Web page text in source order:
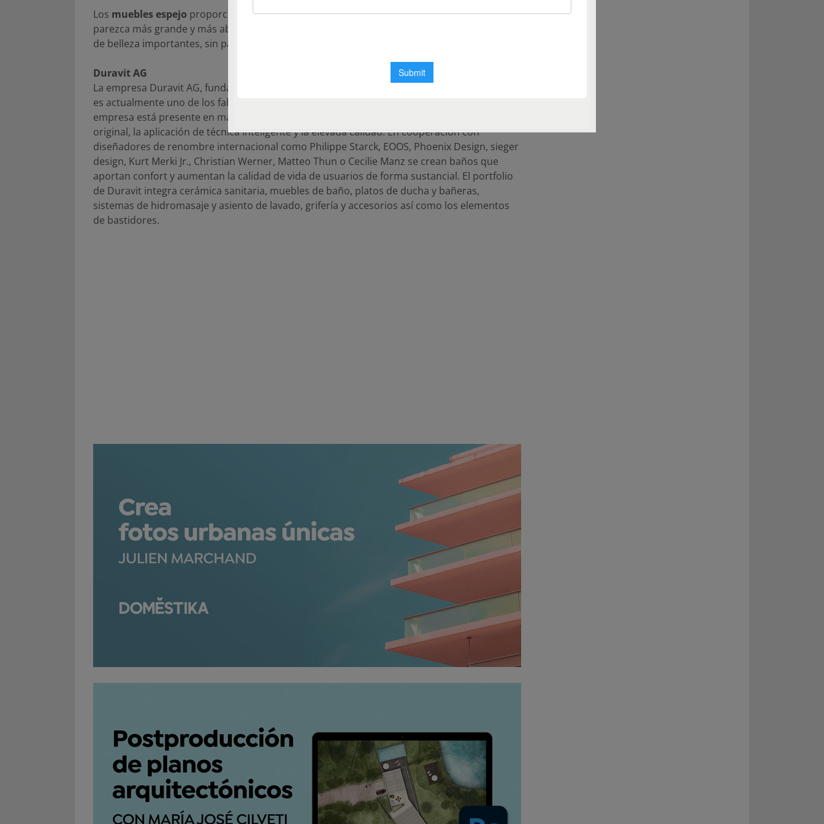
Los muebles espejo proporcionan una fuente de luz adicional y logran que el espacio
parezca más grande y más abierto. Además, se encargan de almacenar todos los productos
de belleza importantes, sin parecer voluminosos y son lo más completo en el baño.
Duravit AG
La empresa Duravit AG, fundada en el año 1817 en Hornberg en el centro de la Selva Negra,
es actualmente uno de los fabricantes punteros en todo el mundo de baños de diseño. La
empresa está presente en más de 130 países y se caracteriza por la innovación en el diseño
original, la aplicación de técnica inteligente y la elevada calidad. En cooperación con
diseñadores de renombre internacional como Philippe Starck, EOOS, Phoenix Design, sieger
design, Kurt Merki Jr., Christian Werner, Matteo Thun o Cecilie Manz se crean baños que
aportan confort y aumentan la calidad de vida de usuarios de forma sustancial. El portfolio
de Duravit integra cerámica sanitaria, muebles de baño, platos de ducha y bañeras,
sistemas de hidromasaje y asiento de lavado, grifería y accesorios así como los elementos
de bastidores.